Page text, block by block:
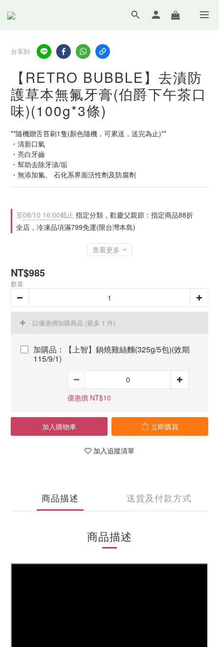
分享到
【RETRO BUBBLE】去漬防
護草本無氟牙膏(伯爵下午茶口
味)(100g*3條)
**隨機贈舌苔刷1隻(顏色隨機，可累送，送完為止)**
・清新口氣
・亮白牙齒
・幫助去除牙漬/垢
・無添加氟、 石化系界面活性劑及防腐劑
至08/10 16:00截止 指定分類，歡慶父親節：指定商品88折
全店，冷凍品項滿799免運(限台灣本島)
查看更多
NT$985
數量
以優惠價加購商品 (最多 1 件)
加購品：【上智】鍋燒雞絲麵(325g/5包)(效期
115/9/1)
優惠價 NT$10
加入購物車 立即購買
加入追蹤清單
商品描述 送貨及付款方式
商品描述